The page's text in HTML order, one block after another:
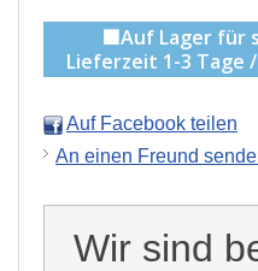
🟩Auf Lager für
Lieferzeit 1-3 Tage
Auf Facebook teilen
An einen Freund
Wir sind